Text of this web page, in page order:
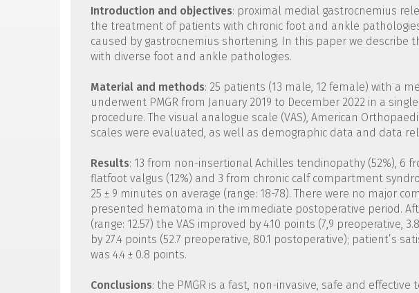
Introduction and objectives: proximal medial gastrocnemius
the treatment of patients with chronic foot and ankle
caused by gastrocnemius shortening. In this paper we describe
with diverse foot and ankle pathologies.
Material and methods: 25 patients (13 male, 12 female) with a
underwent PMGR from January 2019 to December 2022 in a
procedure. The visual analogue scale (VAS), American
scales were evaluated, as well as demographic data and data
Results: 13 from non-insertional Achilles tendinopathy (52%), 6
flatfoot valgus (12%) and 3 from chronic calf compartment
25 ± 9 minutes on average (range: 18-78). There were no major
presented hematoma in the immediate postoperative period.
(range: 12.57) the VAS improved by 4.10 points (7,9 preoperative,
by 27.4 points (52.7 preoperative, 80.1 postoperative); patient’s
was 4.4 ± 0.8 points.
Conclusions: the PMGR is a fast, non-invasive, safe and